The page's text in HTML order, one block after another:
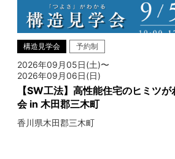
構造見学会 予約制
2026年09月05日(土)〜
2026年09月06日(日)
【SW工法】高性能住宅のヒミツ
会 in 木田郡三木町
香川県木田郡三木町